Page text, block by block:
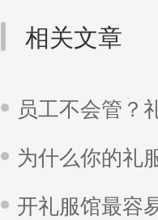
相关文章
为什么你的礼
开礼服馆最容